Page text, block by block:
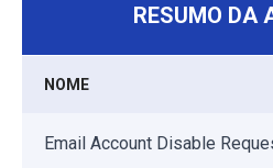
RESUMO DA
NOME
Email Account Disable